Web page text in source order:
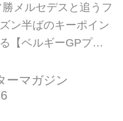
勝メルセデスと追うフ
ン半ばのキーポイン
【ベルギーGPプレ
GPがスパ・フラン
キットで開幕する。
ーマガジン